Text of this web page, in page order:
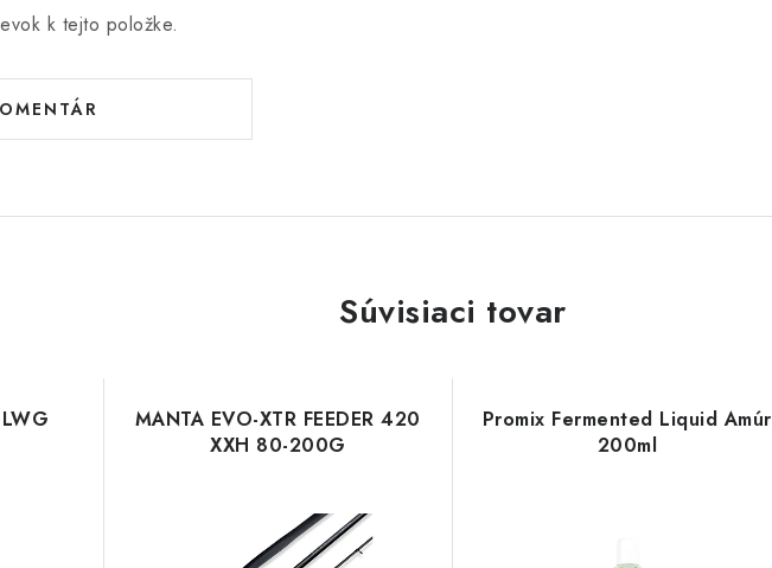
k tejto položke.
Súvisiaci tovar
MANTA EVO-XTR FEEDER 420
XXH 80-200G
Promix Fermented Liquid Amúr
200ml